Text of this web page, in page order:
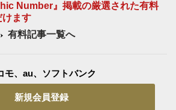
Number』掲載の厳選された有料
けます
有料記事一覧へ
モ、au、ソフトバンク
新規会員登録